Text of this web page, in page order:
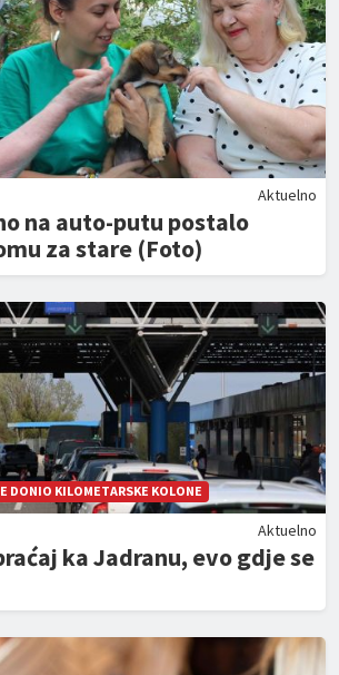
Aktuelno
na auto-putu postalo
za stare (Foto)
DONIO KILOMETARSKE KOLONE
Aktuelno
ka Jadranu, evo gdje se